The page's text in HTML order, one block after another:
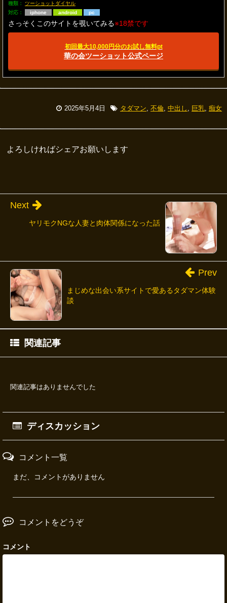
種類：
ツーショットダイヤル
対応：
iphone android pc
さっそくこのサイトを覗いてみる※18禁です
初回最大10,000円分のお試し無料pt
華の会ツーショット公式ページ
2025年5月4日 タダマン, 不倫, 中出し , 巨乳, 痴女
よろしければシェアお願いします
ヤリモクNGな人妻と肉体関係になった話
Next
まじめな出会い系サイトで愛あるタダマン体験
談
Prev
関連記事
関連記事はありませんでした
ディスカッション
コメント一覧
まだ、コメントがありません
コメントをどうぞ
コメント